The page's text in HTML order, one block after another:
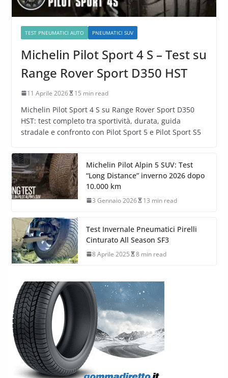
TEST PNEUMATICI AUTO PNEUMATICI SUV
Michelin Pilot Sport 4 S – Test su
Range Rover Sport D350 HST
11 Aprile 2026 15 min read
Michelin Pilot Sport 4 S su Range Rover Sport D350
HST: test completo tra sportività, durata, guida
stradale e confronto con Pilot Sport 5 e Pilot Sport S5
Michelin Pilot Alpin 5 SUV: Test
“Long Distance” inverno 2026 dopo
10.000 km
3 Gennaio 2026 13 min read
Test Invernale Pneumatici Pirelli
Cinturato All Season SF3
8 Aprile 2025 8 min read